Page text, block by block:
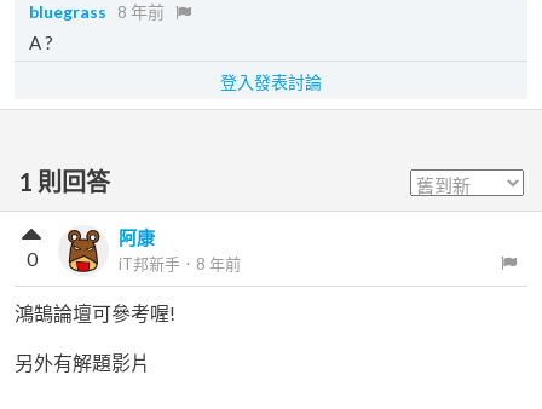
bluegrass
8 年前
A ?
登入發表討論
1 則回答
阿康
iT邦新手 ． 8 年前
0
鴻鵠論壇可參考喔!
另外有解題影片